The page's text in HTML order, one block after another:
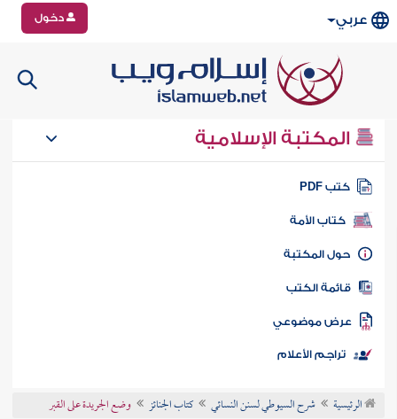
عربي دخول
المكتبة الإسلامية
كتب PDF
كتاب الأمة
المكتبة
الكتب
موضوعي
تراجم الأعلام
الرئيسية شرح السيوطي لسنن النسائي كتاب الجنائز وضع الجريدة على القبر